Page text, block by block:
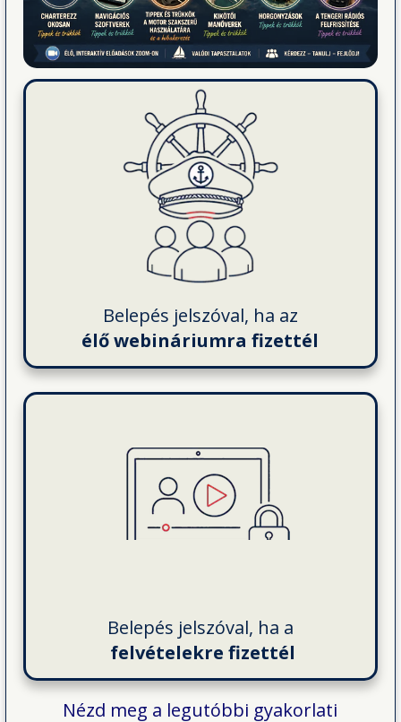
Belepés jelszóval, ha az
élő webináriumra fizettél
Belepés jelszóval, ha a
felvételekre fizettél
Nézd meg a legutóbbi gyakorlati